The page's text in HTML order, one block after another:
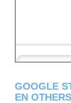
GOOGLE
EN